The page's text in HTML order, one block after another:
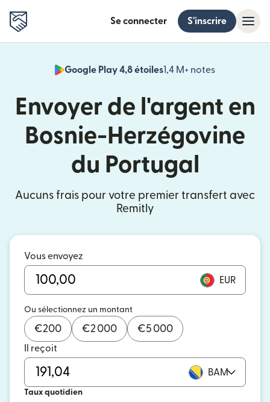
Se connecter S'inscrire
Google Play 4,8 étoiles1,4 M+ notes
Envoyer de l'argent en
Bosnie-Herzégovine
du Portugal
Aucuns frais pour votre premier transfert avec
Remitly
Vous envoyez
EUR
Ou sélectionnez un montant
€200 €2 000 €5 000
Il reçoit
BAM
Taux quotidien